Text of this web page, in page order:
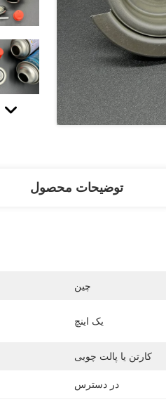
توضیحات محصول
چین
یک اینچ
کارتن یا پالت چوبی
در دسترس